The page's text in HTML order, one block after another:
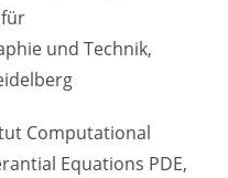
und Technik,
Computational
Equations PDE,